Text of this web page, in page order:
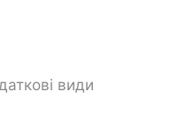
види